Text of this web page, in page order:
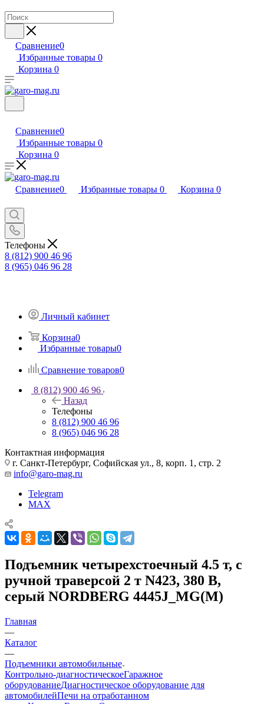
Сравнение0
Избранные товары 0
Корзина 0
Сравнение0
Избранные товары 0
Корзина 0
Сравнение0 Избранные товары 0 Корзина 0
Телефоны
8 (812) 900 46 96
8 (965) 046 96 28
Личный кабинет
Корзина0
Избранные товары0
Сравнение товаров0
8 (812) 900 46 96
Назад
Телефоны
8 (812) 900 46 96
8 (965) 046 96 28
Контактная информация
г. Санкт-Петербург, Софийская ул., 8, корп. 1, стр. 2
info@garo-mag.ru
Telegram
MAX
Подъемник четырехстоечный 4.5 т, с
ручной траверсой 2 т N423, 380 В,
серый NORDBERG 4445J_MG(M)
Главная
—
Каталог
—
Подъемники автомобильные
Контрольно-диагностическоеГаражное
оборудованиеДиагностическое оборудование для
автомобилейПечи на отработанном